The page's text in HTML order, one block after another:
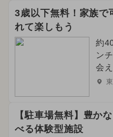
3歳以下無料！家族で
れて楽しもう
約
ン
会
【駐車場無料】豊か
べる体験型施設